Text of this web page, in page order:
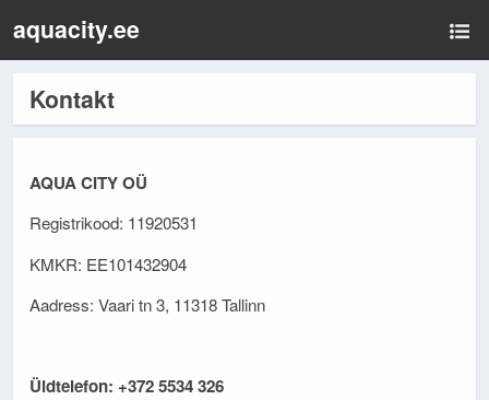
aquacity.ee
Kontakt
AQUA CITY OÜ
Registrikood: 11920531
KMKR: EE101432904
Aadress: Vaari tn 3, 11318 Tallinn
Üldtelefon: +372 5534 326